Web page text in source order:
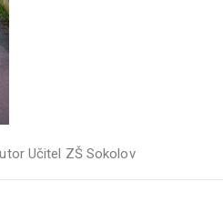
Učitel ZŠ Sokolov